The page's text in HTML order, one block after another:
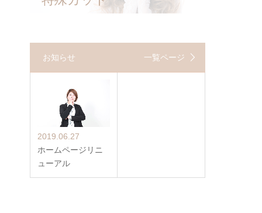
お知らせ 一覧ページ
2019.06.27
ホームページリニ
ューアル